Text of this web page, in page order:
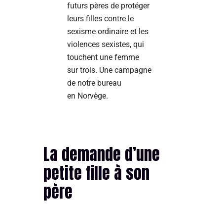
futurs pères de protéger
leurs filles contre le
sexisme ordinaire et les
violences sexistes, qui
touchent une femme
sur trois. Une campagne
de notre bureau
en Norvège.
La demande d’une
petite fille à son
père